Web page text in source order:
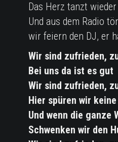
Das Herz tanzt
Und aus dem Radio
wir feiern den DJ, er
Wir sind zufrieden,
Bei uns da ist es gut
Wir sind zufrieden,
Hier spüren wir
Und wenn die
Schwenken wir den